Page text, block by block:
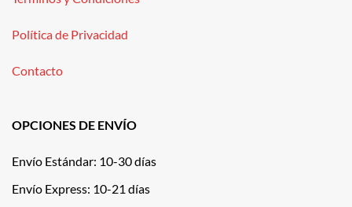
Política de Privacidad
Contacto
OPCIONES DE ENVÍO
Envío Estándar: 10-30 días
Envío Express: 10-21 días